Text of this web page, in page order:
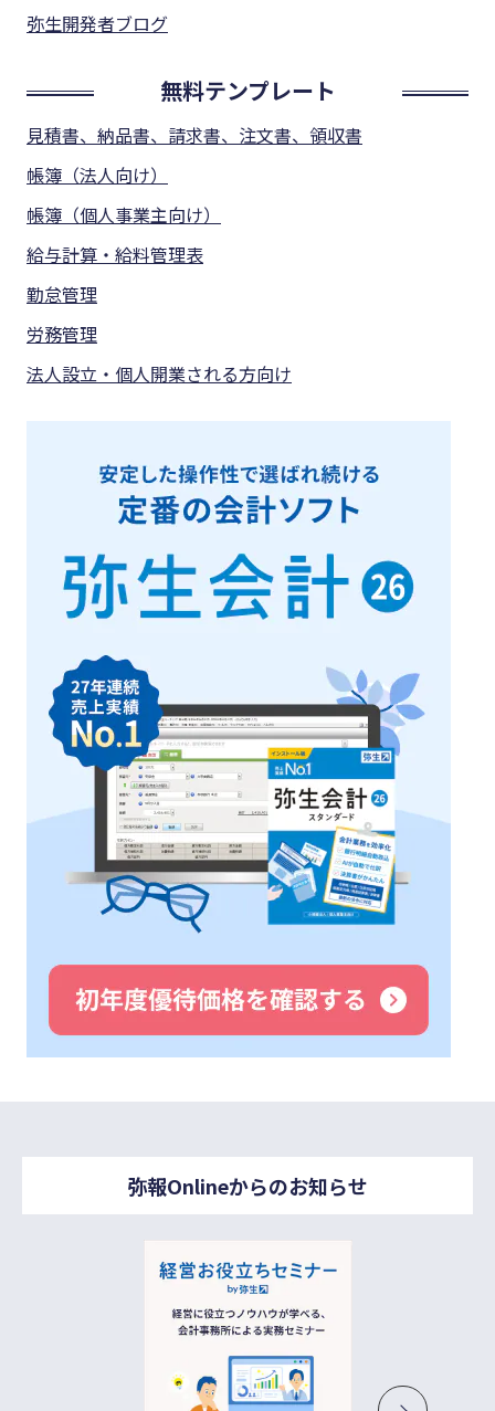
弥生開発者ブログ
無料テンプレート
見積書、納品書、請求書、注文書、領収書
帳簿（法人向け）
帳簿（個人事業主向け）
給与計算・給料管理表
勤怠管理
労務管理
法人設立・個人開業される方向け
弥報Onlineからのお知らせ